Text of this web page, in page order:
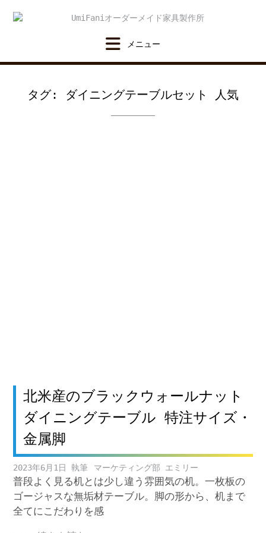
タグ: ダイニングテーブルセット 人気
北米産のブラックウォールナット
ダイニングテーブル 特注サイズ・
金属脚
2023年6月1日 マーケティング部 エミリー
普段よく見る机とは少し違う雰囲気の机。一枚板の
ゴージャスな無垢材テーブル。脚の形から、机まで
全てにこだわりを感